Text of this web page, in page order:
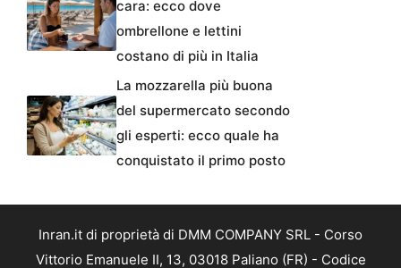
cara: ecco dove
ombrellone e lettini
costano di più in Italia
La mozzarella più buona
del supermercato secondo
gli esperti: ecco quale ha
conquistato il primo posto
Inran.it di proprietà di DMM COMPANY SRL - Corso
Vittorio Emanuele II, 13, 03018 Paliano (FR) - Codice